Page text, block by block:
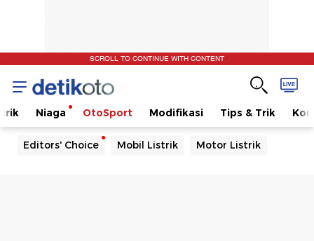
SCROLL TO CONTINUE WITH CONTENT
Niaga OtoSport Modifikasi Tips & Trik
Editors' Choice Mobil Listrik Motor Listrik